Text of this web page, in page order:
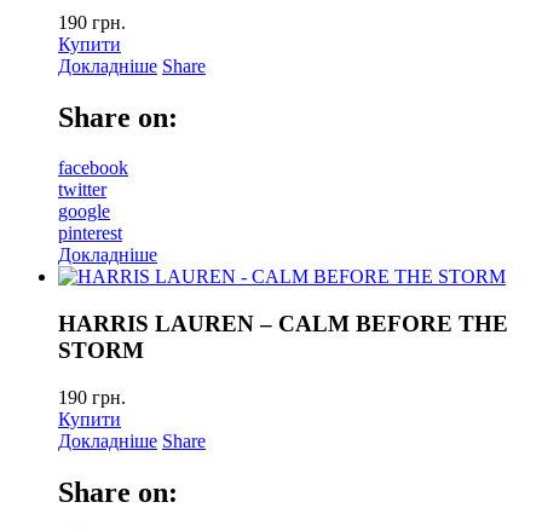
190 грн.
Купити
Докладніше Share
Share on:
facebook
twitter
google
pinterest
Докладніше
HARRIS LAUREN – CALM BEFORE THE
STORM
190 грн.
Купити
Докладніше Share
Share on: